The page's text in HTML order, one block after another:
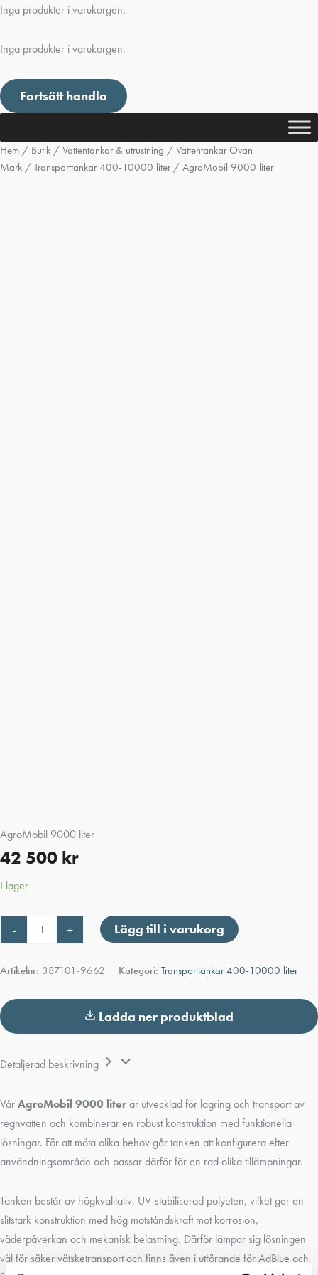
Inga produkter i varukorgen.
Inga produkter i varukorgen.
Fortsätt handla
Hem / Butik / Vattentankar & utrustning / Vattentankar Ovan
Mark / Transporttankar 400-10000 liter/ AgroMobil 9000 liter
AgroMobil 9000 liter
42 500 kr
I lager
-
9000
mängd
+ Lägg till i varukorg
Artikelnr: 387101-9662 Kategori: Transporttankar 400-10000 liter
Ladda ner produktblad
Detaljerad beskrivning
VårAgroMobil 9000 literär utvecklad för lagring och transport av
regnvatten och kombinerar en robust konstruktion med funktionella
lösningar. För att möta olika behov går tanken att konfigurera efter
användningsområde och passar därför för en rad olika tillämpningar.
Tanken består av högkvalitativ, UV-stabiliserad polyeten, vilket ger en
slitstark konstruktion med hög motståndskraft mot korrosion,
väderpåverkan och mekanisk belastning. Därför lämpar sig lösningen
väl för säker vätsketransport och finns även i utförande för AdBlue och